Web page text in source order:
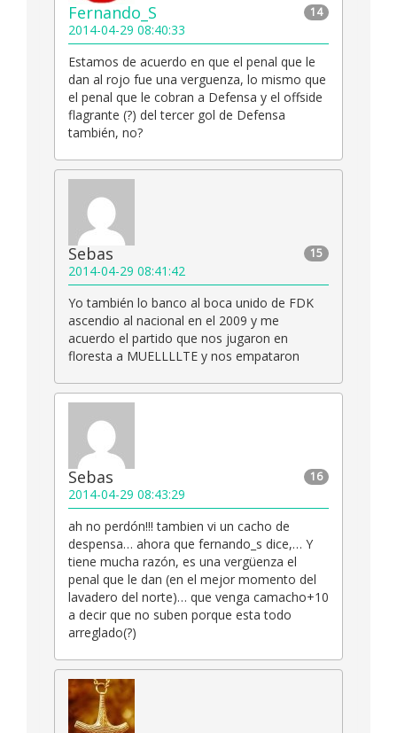
14
Fernando_S
2014-04-29 08:40:33
Estamos de acuerdo en que el penal que le
dan al rojo fue una verguenza, lo mismo que
el penal que le cobran a Defensa y el offside
flagrante (?) del tercer gol de Defensa
también, no?
15
Sebas
2014-04-29 08:41:42
Yo también lo banco al boca unido de FDK
ascendio al nacional en el 2009 y me
acuerdo el partido que nos jugaron en
floresta a MUELLLLTE y nos empataron
16
Sebas
2014-04-29 08:43:29
ah no perdón!!! tambien vi un cacho de
despensa… ahora que fernando_s dice,… Y
tiene mucha razón, es una vergüenza el
penal que le dan (en el mejor momento del
lavadero del norte)… que venga camacho+10
a decir que no suben porque esta todo
arreglado(?)